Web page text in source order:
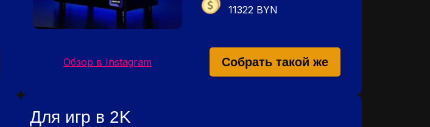
11322 BYN
Обзор в Instagram Собрать такой же
Для игр в 2K